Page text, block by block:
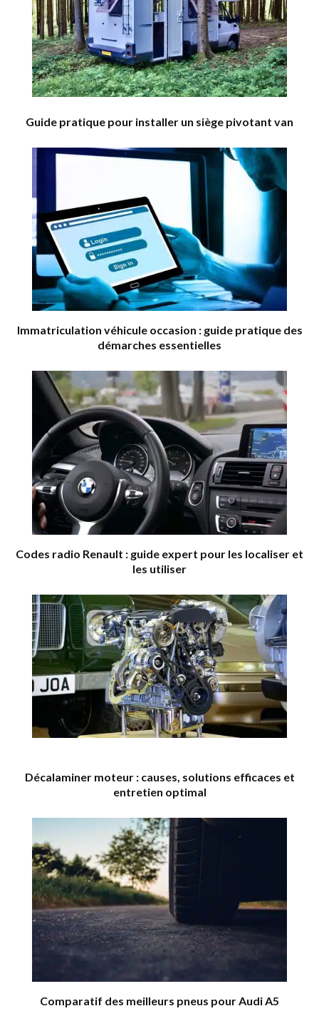
Guide pratique pour installer un siège pivotant van
Immatriculation véhicule occasion : guide pratique des
démarches essentielles
Codes radio Renault : guide expert pour les localiser et
les utiliser
Décalaminer moteur : causes, solutions efficaces et
entretien optimal
Comparatif des meilleurs pneus pour Audi A5